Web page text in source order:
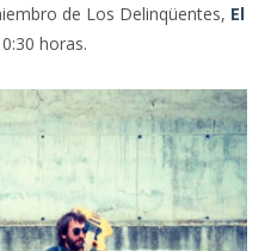
de Los Delinqüentes, El
horas.